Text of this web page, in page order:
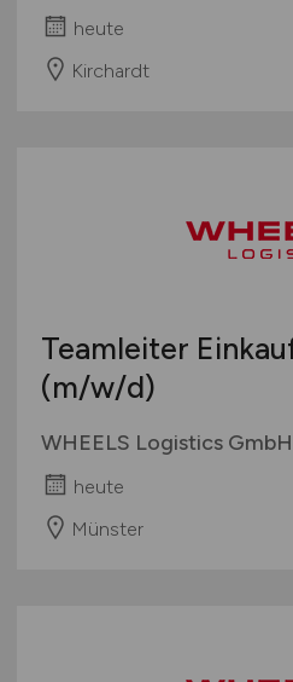
heute
Kirchardt
Teamleiter
(m/w/d)
WHEELS Logistics
heute
Münster